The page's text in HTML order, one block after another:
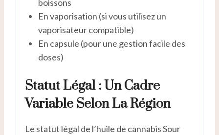
boissons
En vaporisation (si vous utilisez un
vaporisateur compatible)
En capsule (pour une gestion facile des
doses)
Statut Légal : Un Cadre
Variable Selon La Région
Le statut légal de l’huile de cannabis Sour